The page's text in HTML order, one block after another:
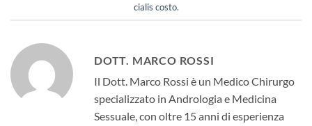
cialis costo.
DOTT. MARCO ROSSI
Il Dott. Marco Rossi è un Medico Chirurgo
specializzato in Andrologia e Medicina
Sessuale, con oltre 15 anni di esperienza